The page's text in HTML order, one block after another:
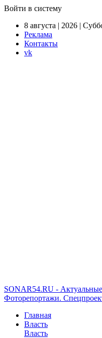
Войти в систему
8 августа | 2026 |
Реклама
Контакты
vk
SONAR54.RU -
Фоторепортажи.
Главная
Власть
Власть